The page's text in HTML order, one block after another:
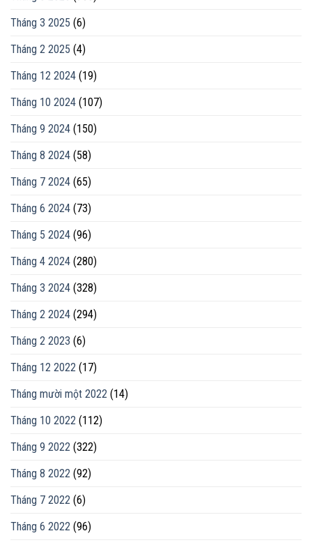
Tháng 3 2025 (6)
Tháng 2 2025 (4)
Tháng 12 2024 (19)
Tháng 10 2024 (107)
Tháng 9 2024 (150)
Tháng 8 2024 (58)
Tháng 7 2024 (65)
Tháng 6 2024 (73)
Tháng 5 2024 (96)
Tháng 4 2024 (280)
Tháng 3 2024 (328)
Tháng 2 2024 (294)
Tháng 2 2023 (6)
Tháng 12 2022 (17)
Tháng mười một 2022 (14)
Tháng 10 2022 (112)
Tháng 9 2022 (322)
Tháng 8 2022 (92)
Tháng 7 2022 (6)
Tháng 6 2022 (96)